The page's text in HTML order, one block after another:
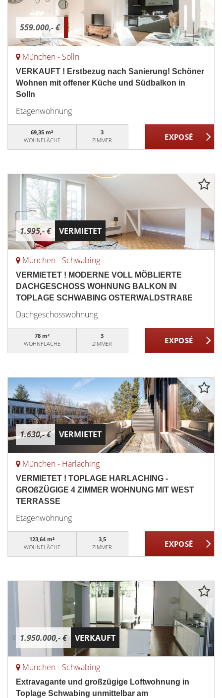
559.000,- €
München - Solln
VERKAUFT ! Erstbezug nach Sanierung! Schöner
Wohnen mit offener Küche und Südbalkon in
Solln
Etagenwohnung
69,35 m²
WOHNFLÄCHE
3
ZIMMER
1.995,- € VERMIETET
München - Schwabing
VERMIETET ! MODERNE VOLL MÖBLIERTE
DACHGESCHOSS WOHNUNG BALKON IN
TOPLAGE SCHWABING OSTERWALDSTRAßE
Dachgeschosswohnung
78 m²
WOHNFLÄCHE
3
ZIMMER
1.630,- € VERMIETET
München - Harlaching
VERMIETET ! TOPLAGE HARLACHING -
GROßZÜGIGE 4 ZIMMER WOHNUNG MIT WEST
TERRASSE
Etagenwohnung
123,64 m²
WOHNFLÄCHE
3,5
ZIMMER
1.950.000,- € VERKAUFT
München - Schwabing
Extravagante und großzügige Loftwohnung in
Toplage Schwabing unmittelbar am